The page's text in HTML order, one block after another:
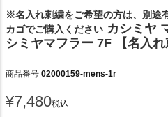
※名入れ刺繍をご希望の方は、別途
カゴでご購入ください カシミヤ
シミヤマフラー 7F 【名入れ
商品番号 02000159-mens-1r
¥7,480税込